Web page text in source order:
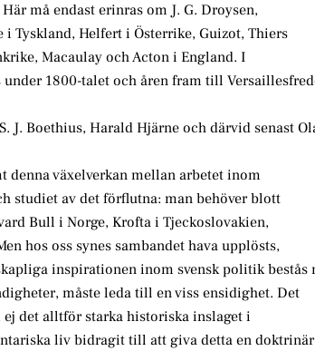
må endast erinras om J. G. Droysen,
i Tyskland, Helfert i Österrike, Guizot, Thiers
Macaulay och Acton i England. I
1800-talet och åren fram till
J. Boethius, Harald Hjärne och därvid senast
denna växelverkan mellan arbetet inom
studiet av det förflutna: man behöver blott
Bull i Norge, Krofta i Tjeckoslovakien,
hos oss synes sambandet hava upplösts,
inspirationen inom svensk politik
måste leda till en viss ensidighet. Det
ej det alltför starka historiska inslaget i
liv bidragit till att giva detta en